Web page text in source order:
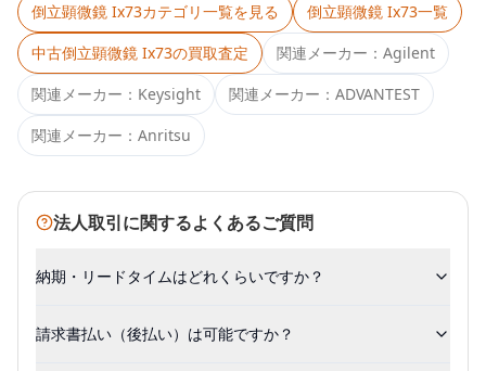
倒立顕微鏡 Ix73カテゴリ一覧を見る 倒立顕微鏡 Ix73一覧
中古倒立顕微鏡 Ix73の買取査定 関連メーカー： Agilent
関連メーカー： Keysight 関連メーカー： ADVANTEST
関連メーカー： Anritsu
法人取引に関するよくあるご質問
納期・リードタイムはどれくらいですか？
請求書払い（後払い）は可能ですか？